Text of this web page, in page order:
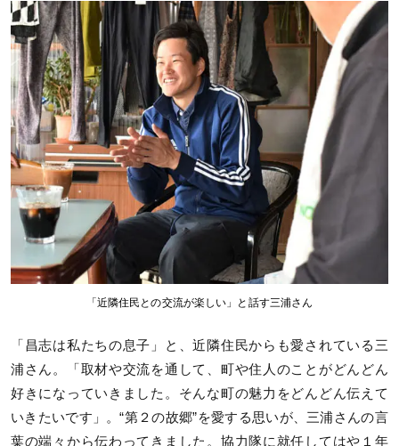
「近隣住民との交流が楽しい」と話す三浦さん
「昌志は私たちの息子」と、近隣住民からも愛されている三
浦さん。「取材や交流を通して、町や住人のことがどんどん
好きになっていきました。そんな町の魅力をどんどん伝えて
いきたいです」。“第２の故郷”を愛する思いが、三浦さんの言
葉の端々から伝わってきました。協力隊に就任してはや１年